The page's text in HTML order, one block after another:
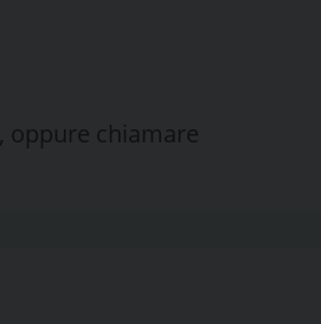
, oppure chiamare